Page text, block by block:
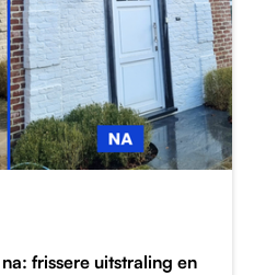
frissere uitstraling en